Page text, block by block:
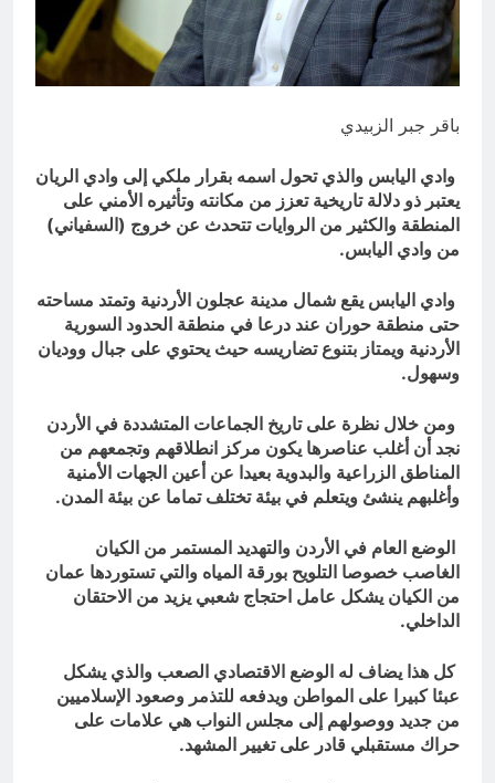
14 ساعة Ago
الظلم والظلام والمادة المظلمة
14 ساعة Ago
باقر جبر الزبيدي
وادي اليابس والذي تحول اسمه بقرار ملكي إلى وادي الريان
يعتبر ذو دلالة تاريخية تعزز من مكانته وتأثيره الأمني على
المنطقة والكثير من الروايات تتحدث عن خروج (السفياني)
من وادي اليابس.
وادي اليابس يقع شمال مدينة عجلون الأردنية وتمتد مساحته
حتى منطقة حوران عند درعا في منطقة الحدود السورية
الأردنية ويمتاز بتنوع تضاريسه حيث يحتوي على جبال ووديان
وسهول.
ومن خلال نظرة على تاريخ الجماعات المتشددة في الأردن
نجد أن أغلب عناصرها يكون مركز انطلاقهم وتجمعهم من
المناطق الزراعية والبدوية بعيدا عن أعين الجهات الأمنية
وأغلبهم ينشئ ويتعلم في بيئة تختلف تماما عن بيئة المدن.
الوضع العام في الأردن والتهديد المستمر من الكيان
الغاصب خصوصا التلويح بورقة المياه والتي تستوردها عمان
من الكيان يشكل عامل احتجاج شعبي يزيد من الاحتقان
الداخلي.
كل هذا يضاف له الوضع الاقتصادي الصعب والذي يشكل
عبئا كبيرا على المواطن ويدفعه للتذمر وصعود الإسلاميين
من جديد ووصولهم إلى مجلس النواب هي علامات على
حراك مستقبلي قادر على تغيير المشهد.